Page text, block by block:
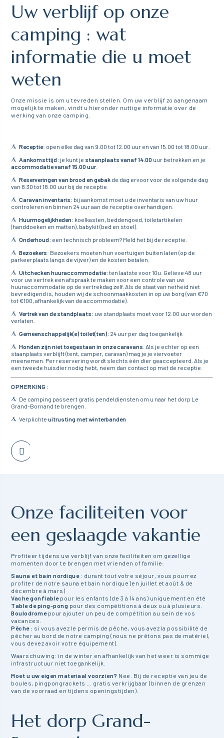
Uw verblijf op onze
camping : wat
informatie die u moet
weten
Onze missie is om u tevreden stellen. Om uw verblijf zo aangenaam
mogelijk te maken, vindt u hieronder nuttige informatie over de
werking van onze camping.
Receptie: open elke dag van 9.00 tot 12.00 uur en van 15.00 tot 18.00 uur.
Aankomsttijd: je kunt je staanplaats vanaf 14.00 uur betrekken en je
accommodatie vanaf 15.00 uur.
Reserveringen van brood en gebak de dag ervoor voor de volgende dag
van 8.30 tot 18.00 uur bij de receptie.
Caravan inventaris: bij aankomst moet u de inventaris van uw huur
controleren en binnen 24 uur aan de receptie overhandigen.
Huurmogelijkheden: koelkasten, beddengoed, toiletartikelen
(handdoeken en matten), babykit (bed en stoel).
Onderhoud: een technisch probleem? Meld het bij de receptie.
Bezoekers: Bezoekers moeten hun voertuigen buiten laten (op de
parkeerplaats langs de vijver) en de kosten betalen.
Uitchecken huuraccommodatie: ten laatste voor 10u. Gelieve 48 uur
voor uw vertrek een afspraak te maken voor een controle van uw
huuraccommodatie op de vertrekdag zelf. Als de staat van netheid niet
bevredigend is, houden wij de schoonmaakkosten in op uw borg (van €70
tot €100, afhankelijk van de accommodatie).
Vertrek van de standplaats: uw standplaats moet voor 12.00 uur worden
verlaten.
Gemeenschappelijk(e) toilet(ten): 24 uur per dag toegankelijk
Honden zijn niet toegestaan in onze caravans . Als je echter op een
staanplaats verblijft (tent, camper, caravan) mag je je viervoeter
meenemen. Per reservering wordt slechts één dier geaccepteerd. Als je
een tweede huisdier nodig hebt, neem dan contact op met de receptie.
OPMERKING:
De camping passeert gratis pendeldiensten om u naar het dorp Le
Grand-Bornand te brengen.
Verplichte uitrusting met winterbanden
Onze faciliteiten voor
een geslaagde vakantie
Profiteer tijdens uw verblijf van onze faciliteiten om gezellige
momenten door te brengen met vrienden of familie:
Sauna et bain nordique : durant tout votre séjour, vous pourrez
profiter de notre sauna et bain nordique (en juillet et août & de
décembre à mars)
Vache gonflablepour les enfants (de 3 à 14 ans) uniquement en été
Table de ping-pong pour des compétitions à deux ou à plusieurs.
Boulodrome pour ajouter un peu de compétition au sein de vos
vacances.
Pêche : si vous avez le permis de pêche, vous avez la possibilité de
pêcher au bord de notre camping (nous ne prêtons pas de matériel,
vous devez avoir votre équipement).
Waarschuwing: in de winter en afhankelijk van het weer is sommige
infrastructuur niet toegankelijk.
Moet u uw eigen materiaal voorzien? Nee. Bij de receptie van jeu de
boules, pingpongrackets … gratis verkrijgbaar (binnen de grenzen
van de voorraad en tijdens openingstijden).
Het dorp Grand-